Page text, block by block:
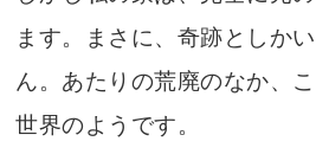
ます。まさに、奇跡としか
ん。あたりの荒廃のなか、
世界のようです。